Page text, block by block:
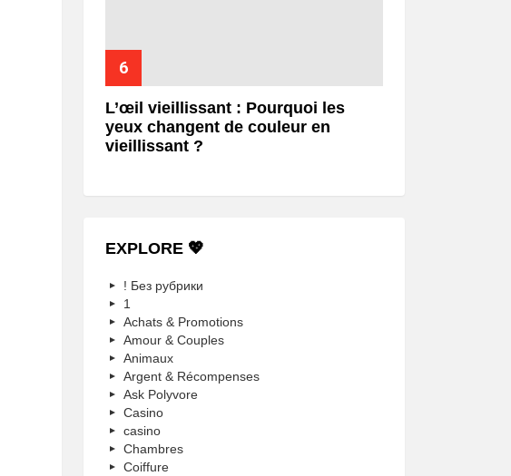
L’œil vieillissant : Pourquoi les
yeux changent de couleur en
vieillissant ?
EXPLORE 💖
! Без рубрики
1
Achats & Promotions
Amour & Couples
Animaux
Argent & Récompenses
Ask Polyvore
Casino
casino
Chambres
Coiffure